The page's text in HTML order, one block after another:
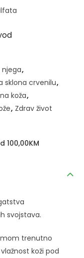
,
sklona crvenilu,
koža,
, Zdrav život
svojstava.
trenutno
koži pod